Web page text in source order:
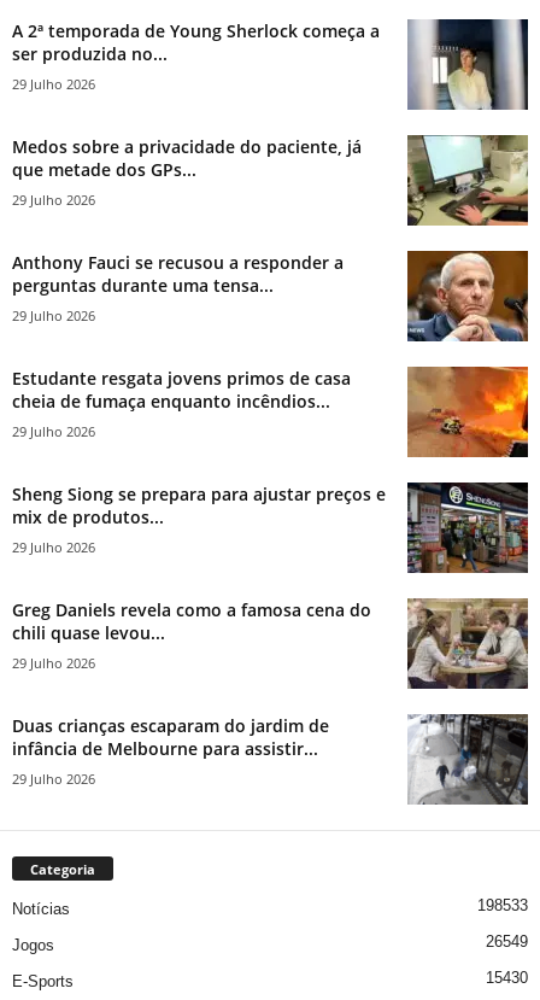
A 2ª temporada de Young Sherlock começa a
ser produzida no...
29 Julho 2026
Medos sobre a privacidade do paciente, já
que metade dos GPs...
29 Julho 2026
Anthony Fauci se recusou a responder a
perguntas durante uma tensa...
29 Julho 2026
Estudante resgata jovens primos de casa
cheia de fumaça enquanto incêndios...
29 Julho 2026
Sheng Siong se prepara para ajustar preços e
mix de produtos...
29 Julho 2026
Greg Daniels revela como a famosa cena do
chili quase levou...
29 Julho 2026
Duas crianças escaparam do jardim de
infância de Melbourne para assistir...
29 Julho 2026
Categoria
Notícias 198533
Jogos 26549
E-Sports 15430